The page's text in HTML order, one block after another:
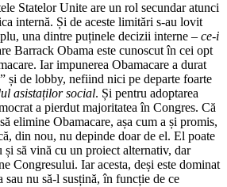
Statelor Unite are un rol secundar atunci
internă. Și de aceste limitări s-au lovit
una dintre puținele decizii interne – ce-i
Barrack Obama este cunoscut în cei opt
Iar impunerea Obamacare a durat
și de lobby, nefiind nici pe departe foarte
asistaților social. Și pentru adoptarea
a pierdut majoritatea în Congres. Că
elimine Obamacare, așa cum a și promis,
din nou, nu depinde doar de el. El poate
și să vină cu un proiect alternativ, dar
Congresului. Iar acesta, deși este dominat
sau nu să-l susțină, în funcție de ce